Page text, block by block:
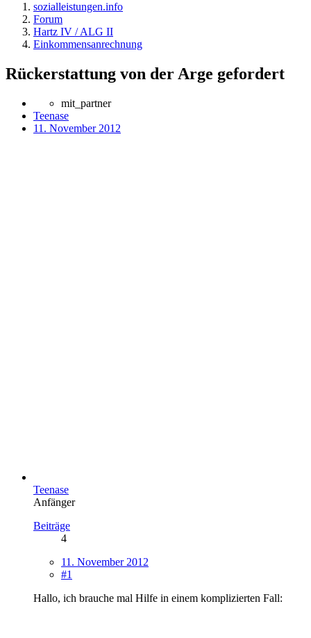
sozialleistungen.info
Forum
Hartz IV / ALG II
Einkommensanrechnung
Rückerstattung von der Arge gefordert
mit_partner
Teenase
11. November 2012
Teenase
Anfänger
Beiträge
4
11. November 2012
#1
Hallo, ich brauche mal Hilfe in einem komplizierten Fall: